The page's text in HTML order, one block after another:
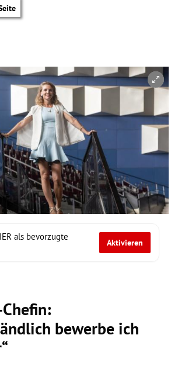
als bevorzugte
Aktivieren
bewerbe ich
schließen